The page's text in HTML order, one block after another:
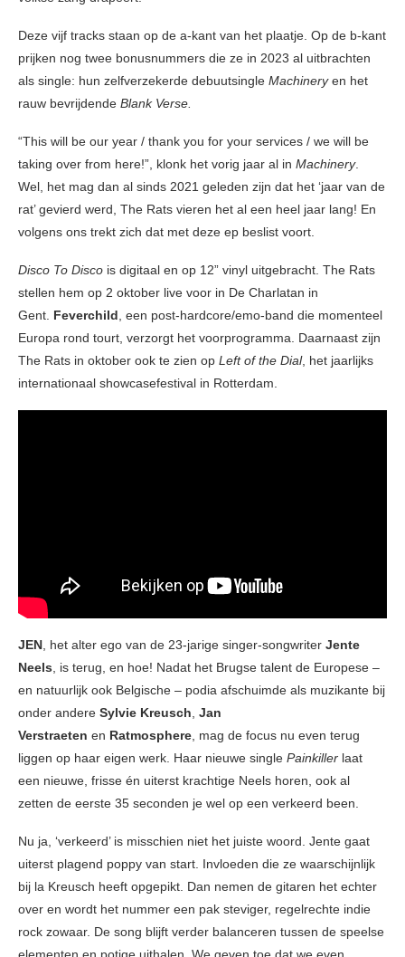
Deze vijf tracks staan op de a-kant van het plaatje. Op de b-kant
prijken nog twee bonusnummers die ze in 2023 al uitbrachten
als single: hun zelfverzekerde debuutsingle Machineryen het
rauw bevrijdende Blank Verse.
“This will be our year / thank you for your services / we will be
taking over from here!”, klonk het vorig jaar al in Machinery.
Wel, het mag dan al sinds 2021 geleden zijn dat het ‘jaar van de
rat’ gevierd werd, The Rats vieren het al een heel jaar lang! En
volgens ons trekt zich dat met deze ep beslist voort.
Disco To Disco is digitaal en op 12” vinyl uitgebracht. The Rats
stellen hem op 2 oktober live voor in De Charlatan in
Gent. Feverchild, een post-hardcore/emo-band die momenteel
Europa rond tourt, verzorgt het voorprogramma. Daarnaast zijn
The Rats in oktober ook te zien op Left of the Dial, het jaarlijks
internationaal showcasefestival in Rotterdam.
JEN , het alter ego van de 23-jarige singer-songwriter Jente
Neels , is terug, en hoe! Nadat het Brugse talent de Europese –
en natuurlijk ook Belgische – podia afschuimde als muzikante bij
onder andere Sylvie Kreusch Jan
Verstraeten en Ratmosphere , mag de focus nu even terug
liggen op haar eigen werk. Haar nieuwe single Painkiller laat
een nieuwe, frisse én uiterst krachtige Neels horen, ook al
zetten de eerste 35 seconden je wel op een verkeerd been.
Nu ja, ‘verkeerd’ is misschien niet het juiste woord. Jente gaat
uiterst plagend poppy van start. Invloeden die ze waarschijnlijk
bij la Kreusch heeft opgepikt. Dan nemen de gitaren het echter
over en wordt het nummer een pak steviger, regelrechte indie
rock zowaar. De song blijft verder balanceren tussen de speelse